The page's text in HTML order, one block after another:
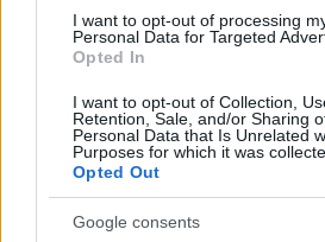
I want to opt-out of processing
Personal Data for Targeted
Opted In
I want to opt-out of Collection,
Retention, Sale, and/or Sharing
Personal Data that Is Unrelated
Purposes for which it was
Opted Out
Google consents